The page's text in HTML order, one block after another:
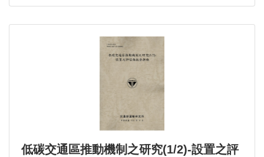
低碳交通區推動機制之研究(1/2)-設置之評